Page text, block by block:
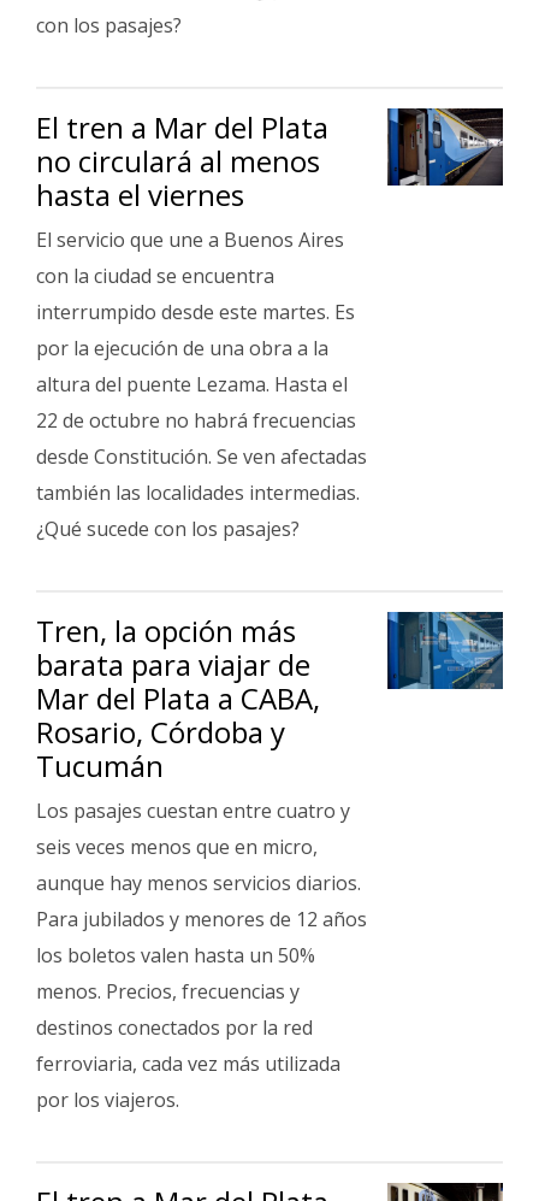
con los pasajes?
El tren a Mar del Plata
no circulará al menos
hasta el viernes
El servicio que une a Buenos Aires
con la ciudad se encuentra
interrumpido desde este martes. Es
por la ejecución de una obra a la
altura del puente Lezama. Hasta el
22 de octubre no habrá frecuencias
desde Constitución. Se ven afectadas
también las localidades intermedias.
¿Qué sucede con los pasajes?
Tren, la opción más
barata para viajar de
Mar del Plata a CABA,
Rosario, Córdoba y
Tucumán
Los pasajes cuestan entre cuatro y
seis veces menos que en micro,
aunque hay menos servicios diarios.
Para jubilados y menores de 12 años
los boletos valen hasta un 50%
menos. Precios, frecuencias y
destinos conectados por la red
ferroviaria, cada vez más utilizada
por los viajeros.